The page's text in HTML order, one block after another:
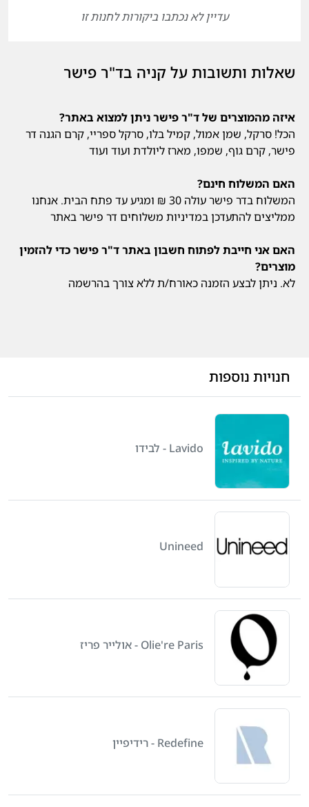
עדיין לא נכתבו ביקורות לחנות זו
שאלות ותשובות על קניה בד"ר פישר
איזה מהמוצרים של ד"ר פישר ניתן למצוא באתר?
הכל! סרקל, שמן אמול, קמיל בלו, סרקל ספריי, קרם הגנה דר
פישר, קרם גוף, שמפו, מארז ליולדת ועוד ועוד
האם המשלוח חינם?
המשלוח בדר פישר עולה 30 ₪ ומגיע עד פתח הבית. אנחנו
ממליצים להתעדכןבמדיניות משלוחים דר פישרבאתר
האם אני חייבת לפתוח חשבון באתר ד"ר פישר כדי להזמין
מוצרים?
לא. ניתן לבצע הזמנה כאורח/ת ללא צורך בהרשמה
חנויות נוספות
Lavido - לבידו
Unineed
Olie're Paris - אולייר פריז
Redefine - רידיפיין